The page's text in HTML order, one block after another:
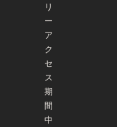
リ
ー
ア
ク
セ
ス
期
間
中